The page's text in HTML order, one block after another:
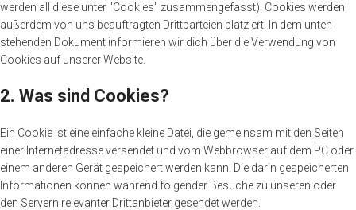
werden all diese unter "Cookies" zusammengefasst). Cookies werden
außerdem von uns beauftragten Drittparteien platziert. In dem unten
stehenden Dokument informieren wir dich über die Verwendung von
Cookies auf unserer Website.
2. Was sind Cookies?
Ein Cookie ist eine einfache kleine Datei, die gemeinsam mit den Seiten
einer Internetadresse versendet und vom Webbrowser auf dem PC oder
einem anderen Gerät gespeichert werden kann. Die darin gespeicherten
Informationen können während folgender Besuche zu unseren oder
den Servern relevanter Drittanbieter gesendet werden.